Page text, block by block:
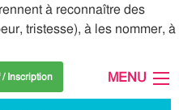
à reconnaître des
tristesse), à les nommer, à
/ Inscription MENU